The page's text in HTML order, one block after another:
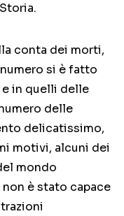
conta dei morti,
si è fatto
in quelli delle
delle
delicatissimo,
motivi, alcuni dei
mondo
è stato capace